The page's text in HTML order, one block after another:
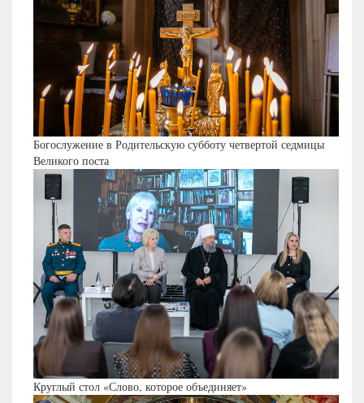
Богослужение в Родительскую субботу четвертой седмицы
Великого поста
Круглый стол «Слово, которое объединяет»